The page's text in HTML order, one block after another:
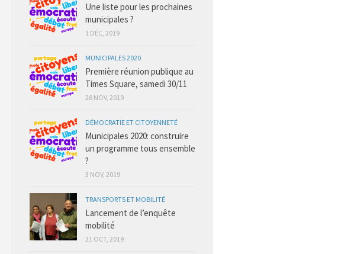
Une liste pour les prochaines
municipales ?
1 DÉC, 2019
MUNICIPALES 2020
Première réunion publique au
Times Square, samedi 30/11
28 NOV, 2019
DÉMOCRATIE ET CITOYENNETÉ
Municipales 2020: construire
un programme tous ensemble
?
3 NOV, 2019
TRANSPORTS ET MOBILITÉ
Lancement de l’enquête
mobilité
21 OCT, 2019